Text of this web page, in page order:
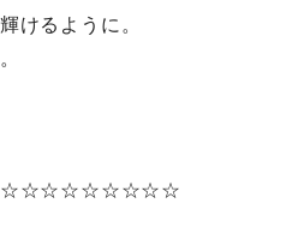
けるように。